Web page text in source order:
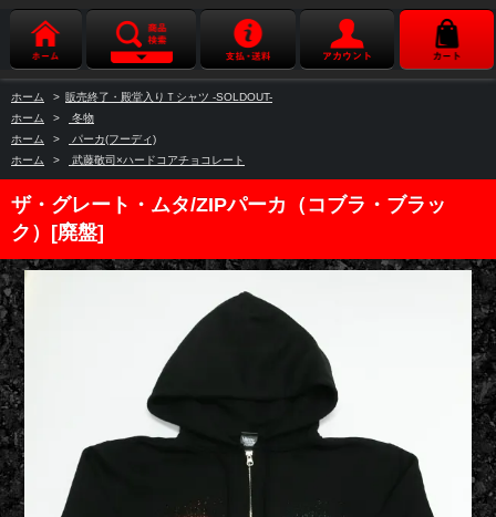
ホーム > 販売終了・殿堂入りＴシャツ -SOLDOUT-
ホーム
>
冬物
ホーム
>
パーカ(フーディ)
ホーム
> 武藤敬司×ハードコアチョコレート
ザ・グレート・ムタ/ZIPパーカ（コブラ・ブラッ
ク）[廃盤]